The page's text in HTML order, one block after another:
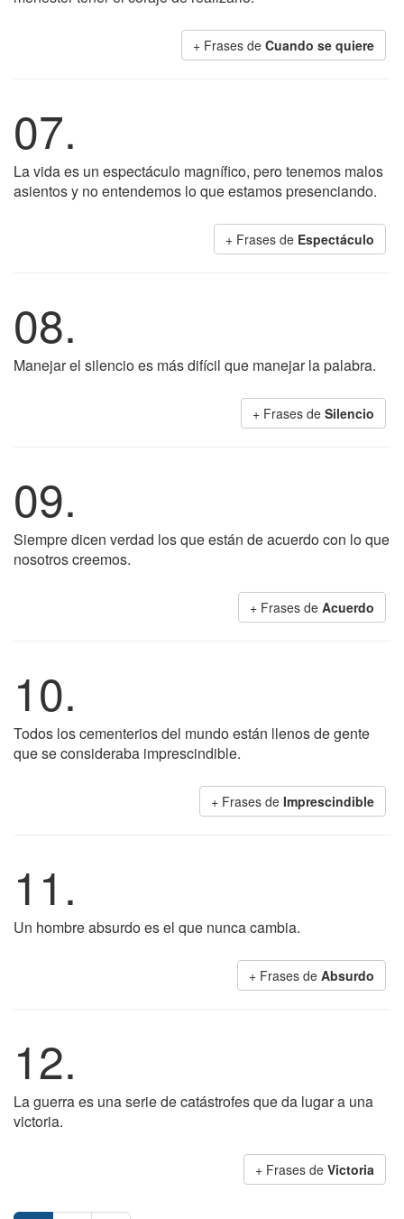
+ Frases de Cuando se quiere
07.
La vida es un espectáculo magnífico, pero tenemos malos
asientos y no entendemos lo que estamos presenciando.
+ Frases de Espectáculo
08.
Manejar el silencio es más difícil que manejar la palabra.
+ Frases de Silencio
09.
Siempre dicen verdad los que están de acuerdo con lo que
nosotros creemos.
+ Frases de Acuerdo
10.
Todos los cementerios del mundo están llenos de gente
que se consideraba imprescindible.
+ Frases de Imprescindible
11.
Un hombre absurdo es el que nunca cambia.
+ Frases de Absurdo
12.
La guerra es una serie de catástrofes que da lugar a una
victoria.
+ Frases de Victoria